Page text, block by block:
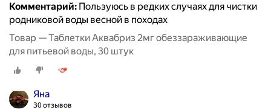
Комментарий: Пользуюсь в редких случаях для чистки
родниковой воды весной в походах
Товар — Таблетки Аквабриз 2мг обеззараживающие
для питьевой воды, 30 штук
Яна
30 отзывов